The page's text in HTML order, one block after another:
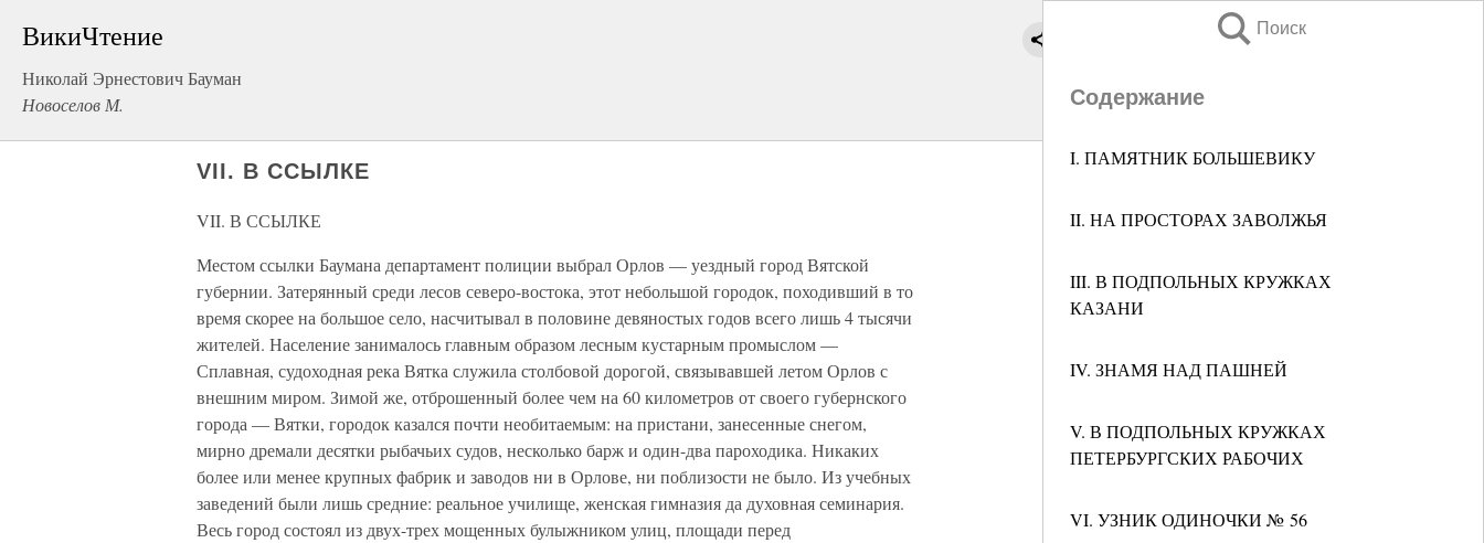
ВикиЧтение
Николай Эрнестович Бауман
Новоселов М.
Поиск
Содержание
I. ПАМЯТНИК БОЛЬШЕВИКУ
II. НА ПРОСТОРАХ ЗАВОЛЖЬЯ
III. В ПОДПОЛЬНЫХ КРУЖКАХ
КАЗАНИ
IV. ЗНАМЯ НАД ПАШНЕЙ
V. В ПОДПОЛЬНЫХ КРУЖКАХ
ПЕТЕРБУРГСКИХ РАБОЧИХ
VI. УЗНИК ОДИНОЧКИ № 56
VII. В ССЫЛКЕ
VII. В ССЫЛКЕ
Местом ссылки Баумана департамент полиции выбрал Орлов — уездный город Вятской
губернии. Затерянный среди лесов северо-востока, этот небольшой городок, походивший в то
время скорее на большое село, насчитывал в половине девяностых годов всего лишь 4 тысячи
жителей. Население занималось главным образом лесным кустарным промыслом —
Сплавная, судоходная река Вятка служила столбовой дорогой, связывавшей летом Орлов с
внешним миром. Зимой же, отброшенный более чем на 60 километров от своего губернского
города — Вятки, городок казался почти необитаемым: на пристани, занесенные снегом,
мирно дремали десятки рыбачьих судов, несколько барж и один-два пароходика. Никаких
более или менее крупных фабрик и заводов ни в Орлове, ни поблизости не было. Из учебных
заведений были лишь средние: реальное училище, женская гимназия да духовная семинария.
Весь город состоял из двух-трех мощенных булыжником улиц, площади перед